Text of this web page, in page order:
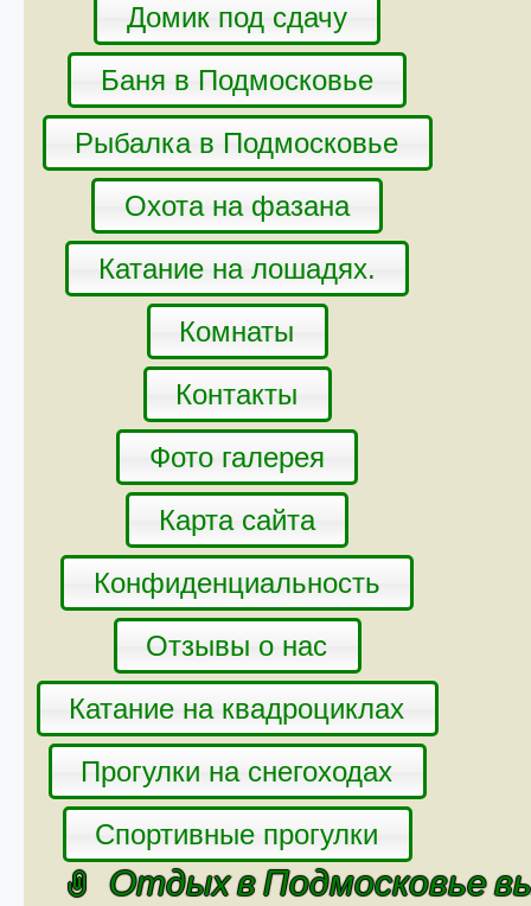
Домик под сдачу
Баня в Подмосковье
Рыбалка в Подмосковье
Охота на фазана
Катание на лошадях.
Комнаты
Контакты
Фото галерея
Карта сайта
Конфиденциальность
Отзывы о нас
Катание на квадроциклах
Прогулки на снегоходах
Спортивные прогулки
Отдых в Подмосковье